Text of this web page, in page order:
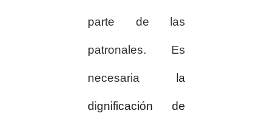
parte de las
patronales. Es
necesaria la
dignificación de